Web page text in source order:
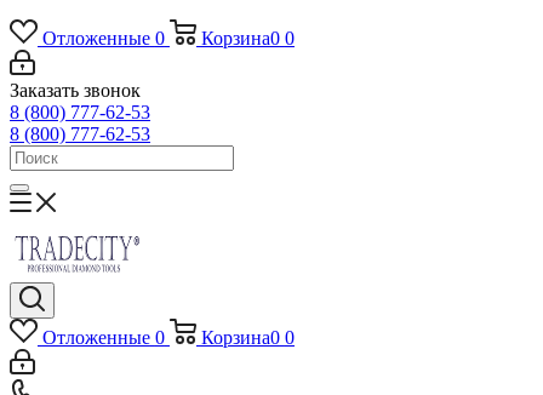
Отложенные 0 Корзина0 0
Заказать звонок
8 (800) 777-62-53
8 (800) 777-62-53
Отложенные 0 Корзина0 0